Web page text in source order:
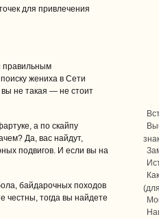
для привлечения
правильным
жениха в Сети
не такая — не стоит
а по скайпу
Да, вас найдут,
подвигов. И если вы на
байдарочных походов
честны, тогда вы найдете